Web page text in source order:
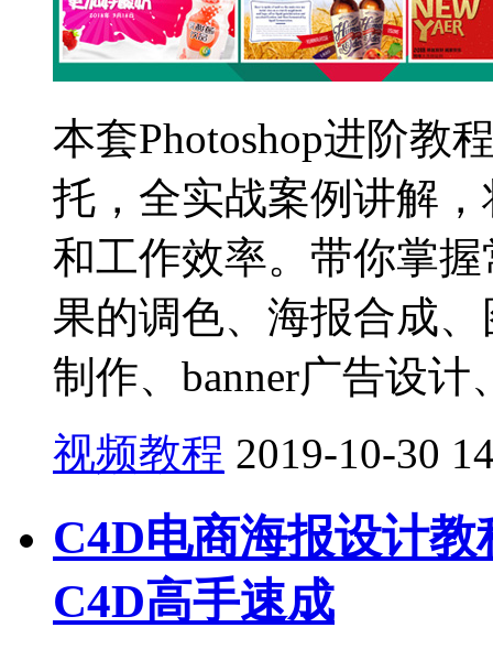
本套Photoshop进阶教
托，全实战案例讲解
和工作效率。带你掌
果的调色、海报合成
制作、banner广告设计
视频教程 2019-10-30
C4D电商海报设计
C4D高手速成